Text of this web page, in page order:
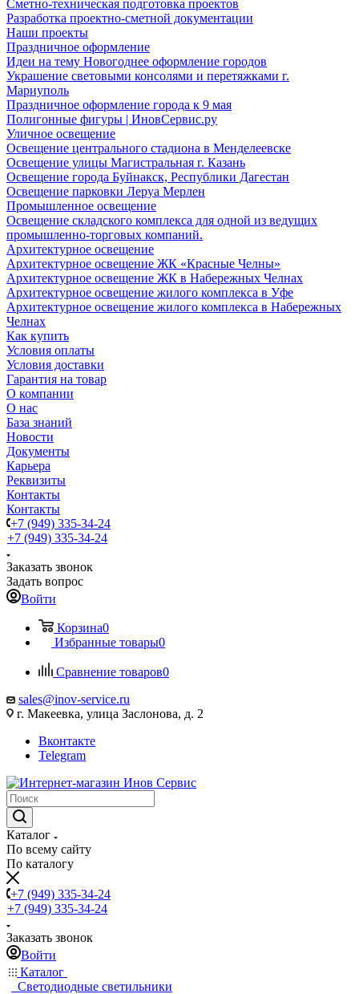
Сметно-техническая подготовка проектов
Разработка проектно-сметной документации
Наши проекты
Праздничное оформление
Идеи на тему Новогоднее оформление городов
Украшение световыми консолями и перетяжками г.
Мариуполь
Праздничное оформление города к 9 мая
Полигонные фигуры | ИновСервис.ру
Уличное освещение
Освещение центрального стадиона в Менделеевске
Освещение улицы Магистральная г. Казань
Освещение города Буйнакск, Республики Дагестан
Освещение парковки Леруа Мерлен
Промышленное освещение
Освещение складского комплекса для одной из ведущих
промышленно-торговых компаний.
Архитектурное освещение
Архитектурное освещение ЖК «Красные Челны»
Архитектурное освещение ЖК в Набережных Челнах
Архитектурное освещение жилого комплекса в Уфе
Архитектурное освещение жилого комплекса в Набережных
Челнах
Как купить
Условия оплаты
Условия доставки
Гарантия на товар
О компании
О нас
База знаний
Новости
Документы
Карьера
Реквизиты
Контакты
Контакты
+7 (949) 335-34-24
+7 (949) 335-34-24
Заказать звонок
Задать вопрос
Войти
Корзина0
Избранные товары0
Сравнение товаров0
sales@inov-service.ru
г. Макеевка, улица Заслонова, д. 2
Вконтакте
Telegram
Каталог
По всему сайту
По каталогу
+7 (949) 335-34-24
+7 (949) 335-34-24
Заказать звонок
Войти
Каталог
Светодиодные светильники